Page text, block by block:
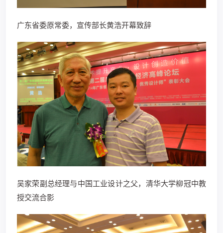
广东省委原常委，宣传部长黄浩开幕致辞
吴家荣副总经理与中国工业设计之父，清华大学柳冠中教
授交流合影